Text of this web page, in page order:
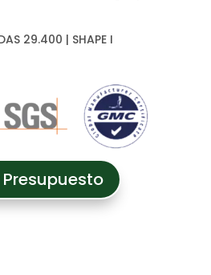
29.400 | SHAPE I
Presupuesto